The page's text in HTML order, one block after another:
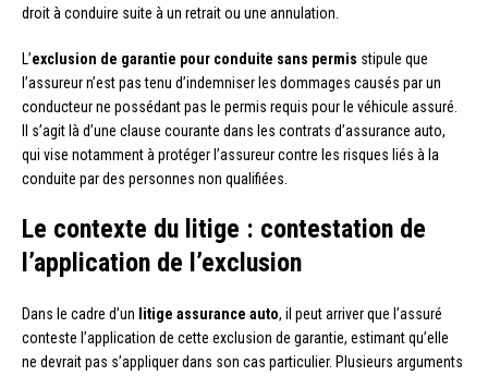
droit à conduire suite à un retrait ou une annulation.
L’exclusion de garantie pour conduite sans permis stipule que
l’assureur n’est pas tenu d’indemniser les dommages causés par un
conducteur ne possédant pas le permis requis pour le véhicule assuré.
Il s’agit là d’une clause courante dans les contrats d’assurance auto,
qui vise notamment à protéger l’assureur contre les risques liés à la
conduite par des personnes non qualifiées.
Le contexte du litige : contestation de
l’application de l’exclusion
Dans le cadre d’un litige assurance auto, il peut arriver que l’assuré
conteste l’application de cette exclusion de garantie, estimant qu’elle
ne devrait pas s’appliquer dans son cas particulier. Plusieurs arguments